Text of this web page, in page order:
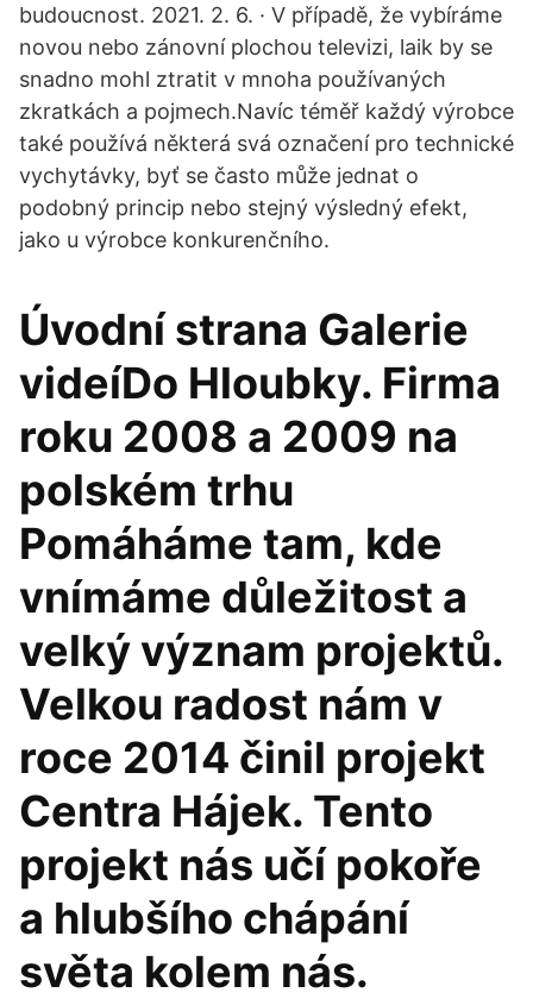
budoucnost. 2021. 2. 6. · V případě, že vybíráme
novou nebo zánovní plochou televizi, laik by se
snadno mohl ztratit v mnoha používaných
zkratkách a pojmech.Navíc téměř každý výrobce
také používá některá svá označení pro technické
vychytávky, byť se často může jednat o
podobný princip nebo stejný výsledný efekt,
jako u výrobce konkurenčního.
Úvodní strana Galerie
videíDo Hloubky. Firma
roku 2008 a 2009 na
polském trhu
Pomáháme tam, kde
vnímáme důležitost a
velký význam projektů.
Velkou radost nám v
roce 2014 činil projekt
Centra Hájek. Tento
projekt nás učí pokoře
a hlubšího chápání
světa kolem nás.